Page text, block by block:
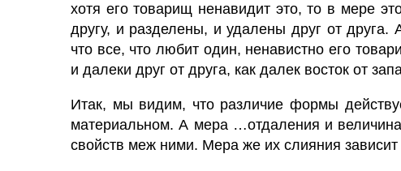
хотя его товарищ ненавидит это, то в мере
другу, и разделены, и удалены друг от
что все, что любит один, ненавистно его
и далеки друг от друга, как далек восток от
Итак, мы видим, что различие формы
материальном. А мера …отдаления и
свойств меж ними. Мера же их слияния